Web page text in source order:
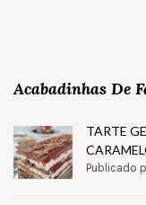
Acabadinhas De
TARTE
Publicado